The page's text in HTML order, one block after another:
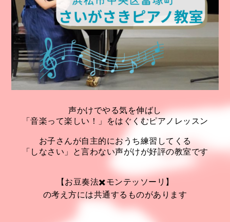
声かけでやる気を伸ばし
「音楽って楽しい！」をはぐくむピアノレッスン
お子さんが自主的におうち練習してくる
「しなさい」と言わない声がけが好評の教室です
【お豆奏法✖️モンテッソーリ】
の考え方には共通するものがあります